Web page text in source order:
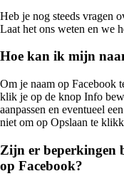
Heb je nog steeds vragen
Laat het ons weten en we
Hoe kan ik mijn
Om je naam op Facebook
klik je op de knop Info
aanpassen en eventueel
niet om op Opslaan te
Zijn er beperkingen
op Facebook?